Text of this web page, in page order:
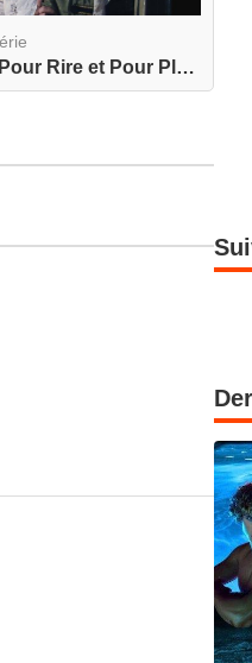
Molière Pour Rire et Pour Pleurer